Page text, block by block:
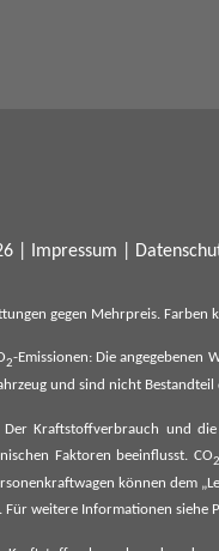
| Impressum
gegen Mehrpreis.
2-Emissionen: Die angegebenen
und sind nicht
Kraftstoffverbrauch und die
Faktoren beeinflusst. CO2
können dem
weitere Informationen siehe